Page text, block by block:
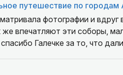
путешествие по городам
фотографии и вдруг
впечатляют эти соборы,
Галечке за то, что